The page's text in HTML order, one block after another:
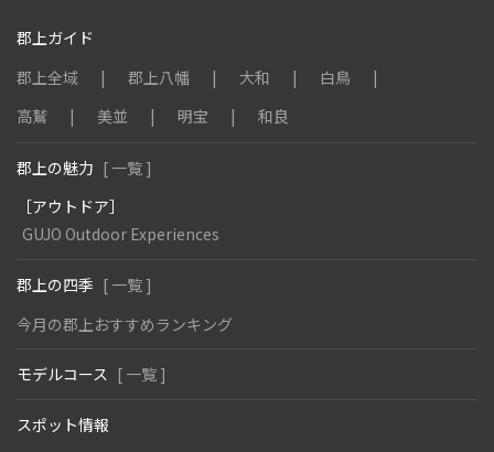
郡上ガイド
郡上全域
郡上八幡 大和
白鳥
高鷲
美並 明宝 和良
郡上の魅力 [ 一覧 ]
［アウトドア］
GUJO Outdoor Experiences
郡上の四季 [ 一覧 ]
今月の郡上おすすめランキング
モデルコース [ 一覧 ]
スポット情報